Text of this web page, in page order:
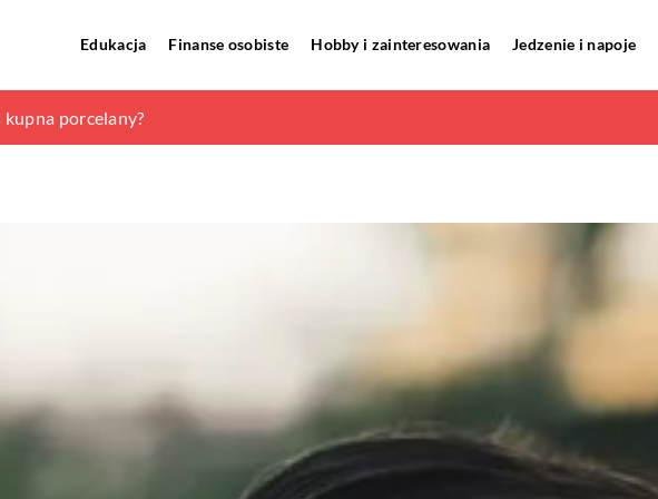
Edukacja Finanse osobiste Hobby i zainteresowania Jedzenie i napoje
kupna porcelany?
— na jakie wzory warto postawić?